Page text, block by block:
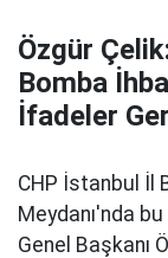
Özgür
Bomba
İfadeler
CHP İstanbul İl
Meydanı'nda
Genel Başkanı